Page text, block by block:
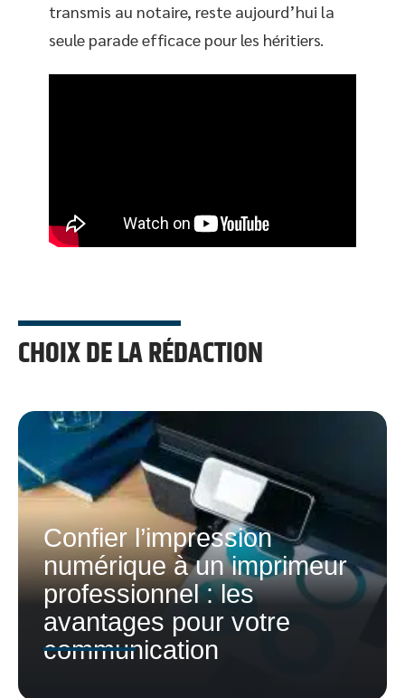
transmis au notaire, reste aujourd’hui la
seule parade efficace pour les héritiers.
CHOIX DE LA RÉDACTION
Confier l’impression
numérique à un imprimeur
professionnel : les
avantages pour votre
communication